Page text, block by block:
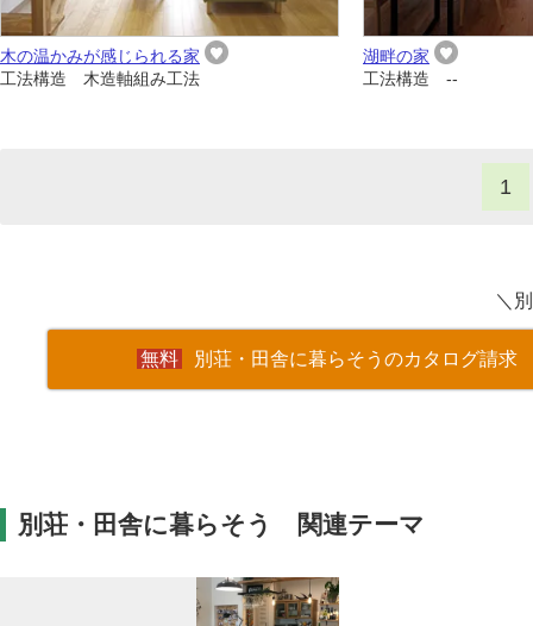
木の温かみが感じられる家
工法構造 木造軸組み工法
湖畔の家
工法構造 --
1
＼
別荘・田舎に暮らそうのカタログ請求
別荘・田舎に暮らそう 関連テーマ